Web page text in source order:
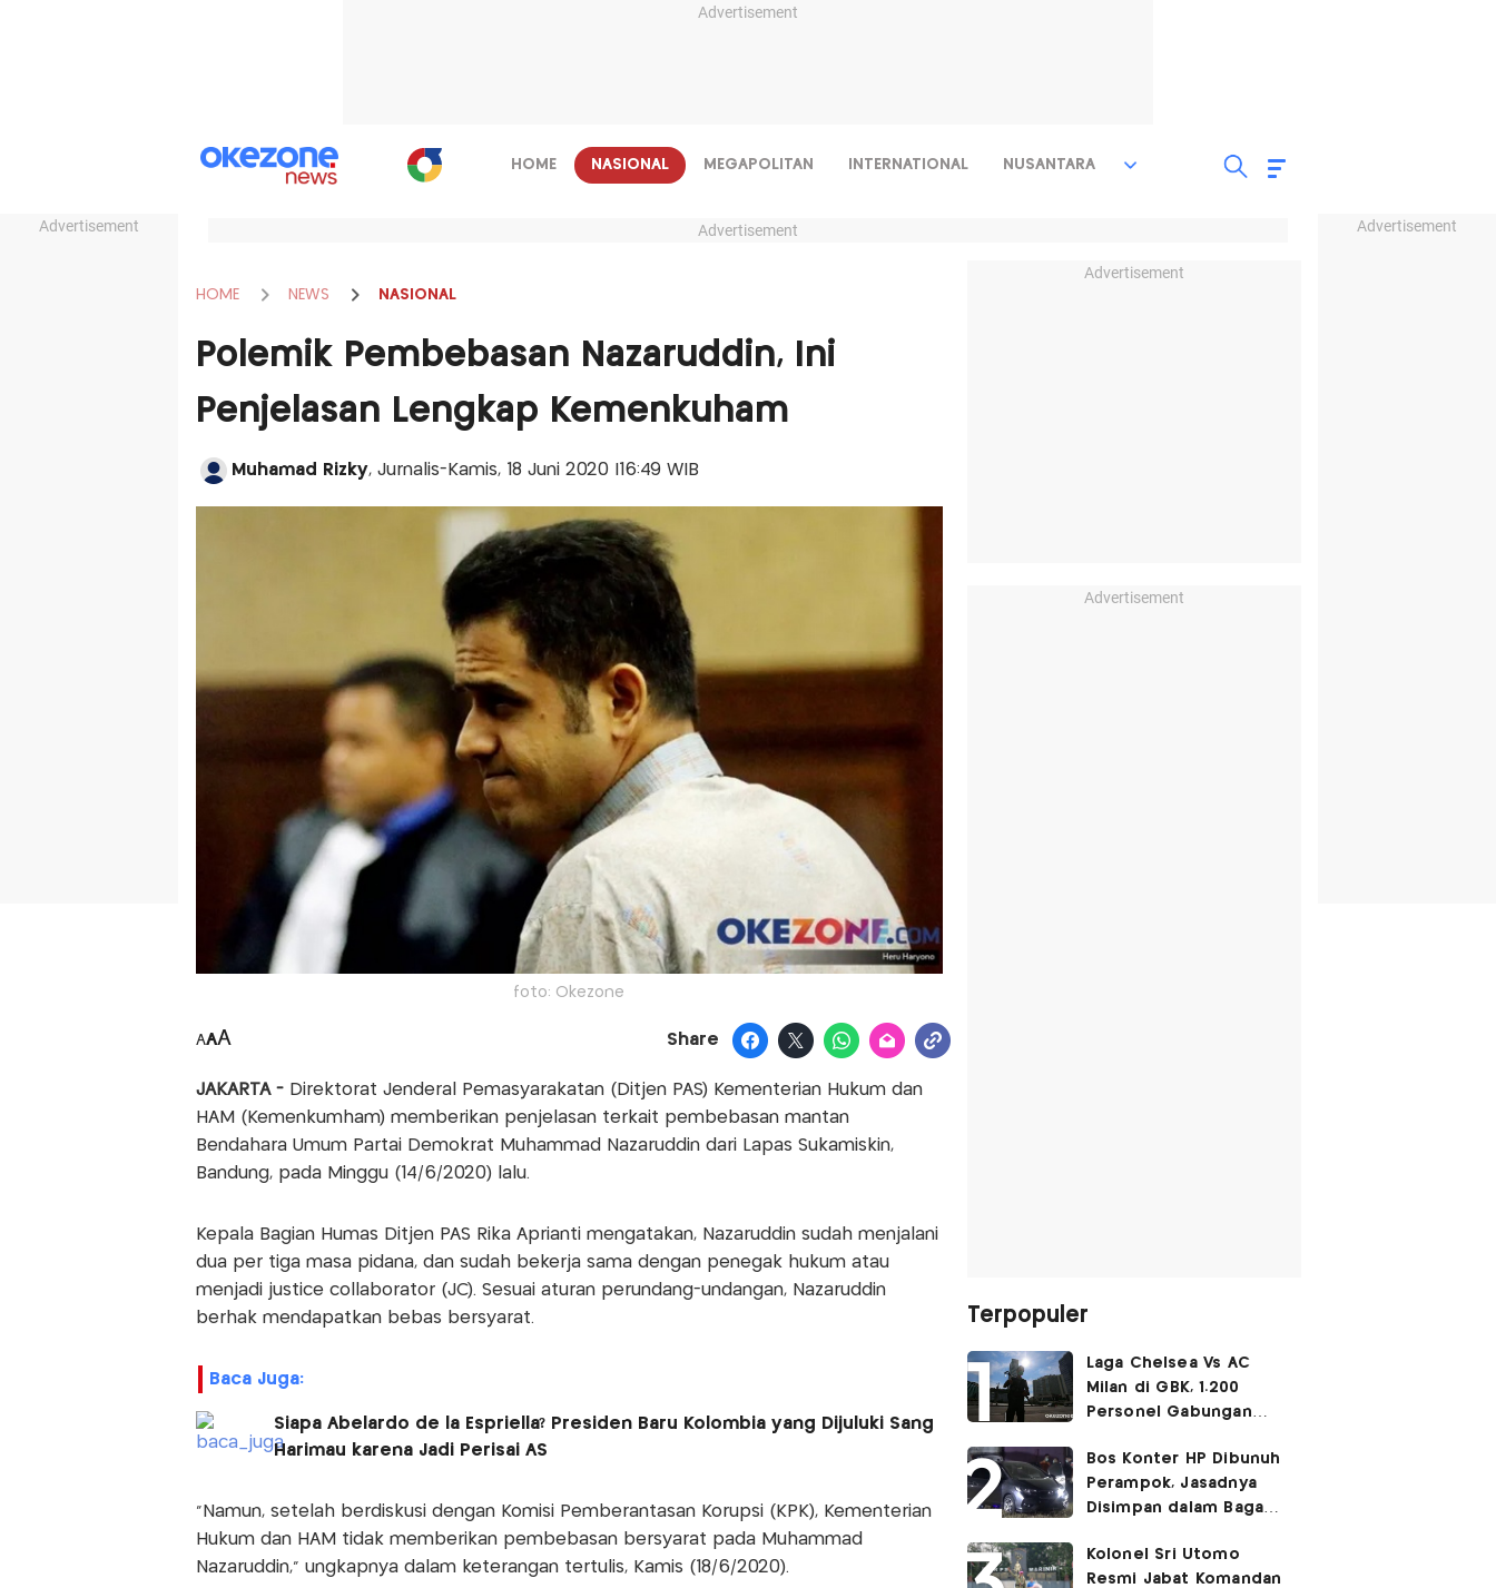
Advertisement
Advertisement Advertisement
HOME NASIONAL MEGAPOLITAN INTERNATIONAL NUSANTARA
Advertisement
HOME NEWS NASIONAL
Polemik Pembebasan Nazaruddin, Ini
Penjelasan Lengkap Kemenkuham
Muhamad Rizky, Jurnalis-Kamis, 18 Juni 2020 |16:49 WIB
foto: Okezone
AAA Share
JAKARTA - Direktorat Jenderal Pemasyarakatan (Ditjen PAS) Kementerian Hukum dan
HAM (Kemenkumham) memberikan penjelasan terkait pembebasan mantan
Bendahara Umum Partai Demokrat Muhammad Nazaruddin dari Lapas Sukamiskin,
Bandung, pada Minggu (14/6/2020) lalu.
Kepala Bagian Humas Ditjen PAS Rika Aprianti mengatakan, Nazaruddin sudah menjalani
dua per tiga masa pidana, dan sudah bekerja sama dengan penegak hukum atau
menjadi justice collaborator (JC). Sesuai aturan perundang-undangan, Nazaruddin
berhak mendapatkan bebas bersyarat.
Baca Juga:
Siapa Abelardo de la Espriella? Presiden Baru Kolombia yang Dijuluki Sang
Harimau karena Jadi Perisai AS
"Namun, setelah berdiskusi dengan Komisi Pemberantasan Korupsi (KPK), Kementerian
Hukum dan HAM tidak memberikan pembebasan bersyarat pada Muhammad
Nazaruddin," ungkapnya dalam keterangan tertulis, Kamis (18/6/2020).
Advertisement
Advertisement
Terpopuler
Laga Chelsea Vs AC
Milan di GBK, 1.200
Personel Gabungan
Bos Konter HP Dibunuh
Perampok, Jasadnya
Disimpan dalam Bagasi
Kolonel Sri Utomo
Resmi Jabat Komandan